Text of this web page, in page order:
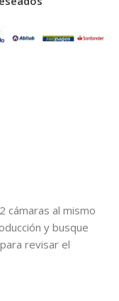
cámaras al mismo
y busque
revisar el